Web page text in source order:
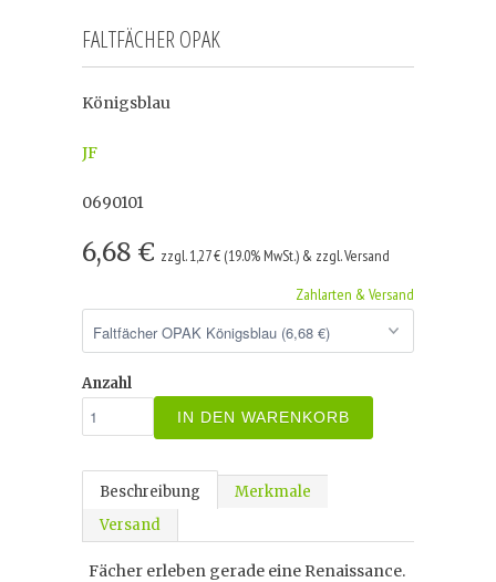
FALTFÄCHER OPAK
Königsblau
JF
0690101
6,68 € zzgl. 1,27 € (19.0% MwSt.) & zzgl. Versand
Zahlarten & Versand
Anzahl
IN DEN WARENKORB
Beschreibung
Merkmale
Versand
Fächer erleben gerade eine Renaissance.